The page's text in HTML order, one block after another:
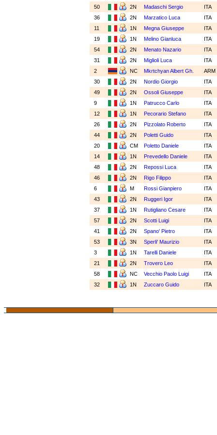
50
2N Madaschi Sergio
ITA
36
2N Marzatico Luca
ITA
11
1N Megna Giuseppe
ITA
19
1N Melino Gianluca
ITA
54
2N Menato Nazario
ITA
31
2N Miglioli Luca
ITA
2
NC Mkrtchyan Albert Gh.
ARM
30
2N Nordio Giorgio
ITA
49
2N Ossoli Giuseppe
ITA
9
1N Patrucco Carlo
ITA
12
1N Pecorario Stefano
ITA
26
2N Pizzolato Roberto
ITA
44
2N Poletti Guido
ITA
20
CM Poletto Daniele
ITA
14
1N Prevedello Daniele
ITA
48
2N Repossi Luca
ITA
46
2N Rigo Filippo
ITA
6
M Rossi Gianpiero
ITA
43
2N Ruggeri Igor
ITA
37
1N Rutigliano Cesare
ITA
57
2N Scotti Luigi
ITA
41
2N Spano' Pietro
ITA
53
3N Sperli' Maurizio
ITA
3
1N Tarelli Daniele
ITA
21
2N Trovero Leo
ITA
58
NC Vecchio Paolo Luigi
ITA
32
1N Zuccaro Guido ITA